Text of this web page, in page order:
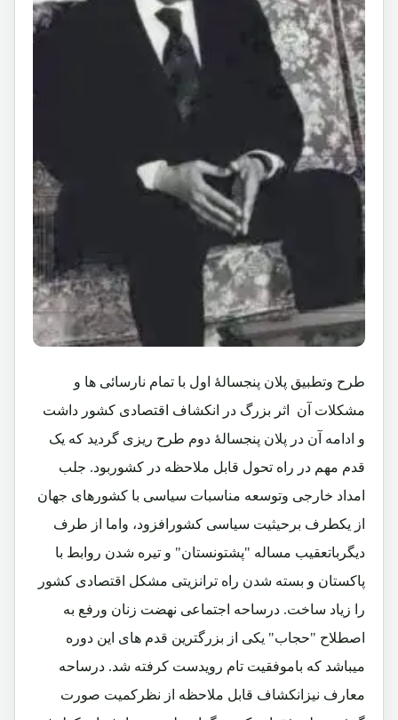
طرح وتطبیق پلان پنجسالۀ اول با تمام نارسائی ها و
مشکلات آن اثر بزرگ در انکشاف اقتصادی کشور داشت
و ادامه آن در پلان پنجسالۀ دوم طرح ریزی گردید که یک
قدم مهم در راه تحول قابل ملاحظه در کشوربود. جلب
امداد خارجی وتوسعه مناسبات سیاسی با کشورهای جهان
از یکطرف برحیثیت سیاسی کشورافزود، واما از طرف
دیگرباتعقیب مساله "پشتونستان" و تیره شدن روابط با
پاکستان و بسته شدن راه ترانزیتی مشکل اقتصادی کشور
را زیاد ساخت. درساحه اجتماعی نهضت زنان ورفع به
اصطلاح "حجاب" یکی از بزرگترین قدم های این دوره
میباشد که باموفقیت تام رویدست کرفته شد. درساحه
معارف نیزانکشاف قابل ملاحظه از نظرکمیت صورت